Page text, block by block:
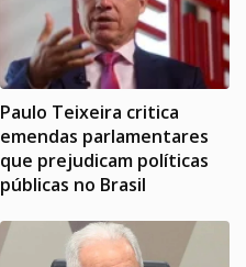
Paulo Teixeira critica
emendas parlamentares
que prejudicam políticas
públicas no Brasil